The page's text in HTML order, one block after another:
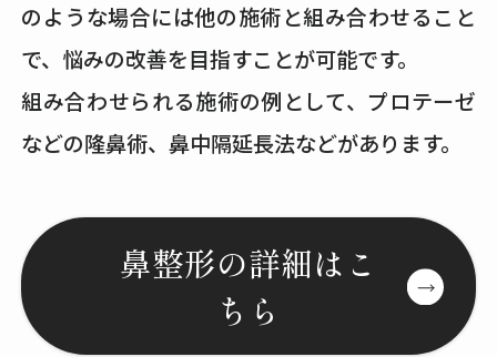
のような場合には他の施術と組み合わせること
で、悩みの改善を目指すことが可能です。
組み合わせられる施術の例として、プロテーゼ
などの隆鼻術、鼻中隔延長法などがあります。
鼻整形の詳細はこ
ちら